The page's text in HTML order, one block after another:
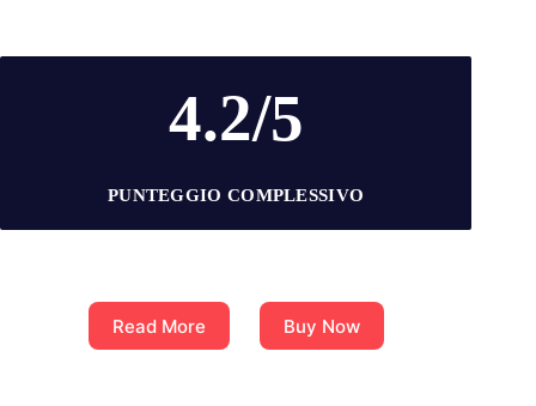
4.2/5
PUNTEGGIO COMPLESSIVO
Read More Buy Now